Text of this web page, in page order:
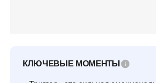
КЛЮЧЕВЫЕ МОМЕНТЫ